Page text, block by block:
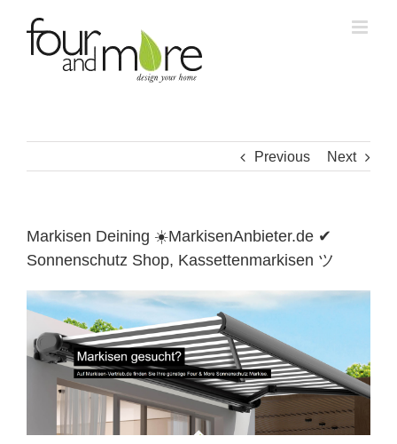
content
Previous Next
Markisen Deining ☀️MarkisenAnbieter.de ✔
Sonnenschutz Shop, Kassettenmarkisen ツ